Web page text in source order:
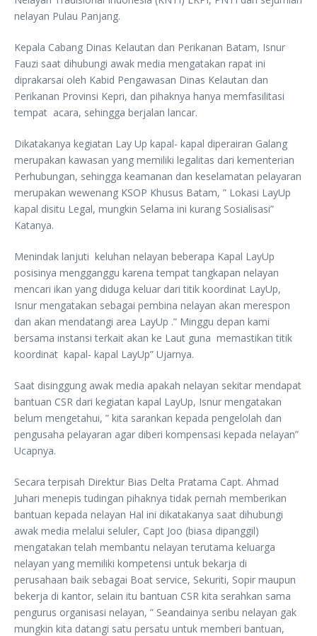
nelayan Pulau Panjang.
Kepala Cabang Dinas Kelautan dan Perikanan Batam, Isnur
Fauzi saat dihubungi awak media mengatakan rapat ini
diprakarsai oleh Kabid Pengawasan Dinas Kelautan dan
Perikanan Provinsi Kepri, dan pihaknya hanya memfasilitasi
tempat acara, sehingga berjalan lancar.
Dikatakanya kegiatan Lay Up kapal- kapal diperairan Galang
merupakan kawasan yang memiliki legalitas dari kementerian
Perhubungan, sehingga keamanan dan keselamatan pelayaran
merupakan wewenang KSOP Khusus Batam, ” Lokasi LayUp
kapal disitu Legal, mungkin Selama ini kurang Sosialisasi”
Katanya.
Menindak lanjuti keluhan nelayan beberapa Kapal LayUp
posisinya mengganggu karena tempat tangkapan nelayan
mencari ikan yang diduga keluar dari titik koordinat LayUp,
Isnur mengatakan sebagai pembina nelayan akan merespon
dan akan mendatangi area LayUp .” Minggu depan kami
bersama instansi terkait akan ke Laut guna memastikan titik
koordinat kapal- kapal LayUp” Ujarnya.
Saat disinggung awak media apakah nelayan sekitar mendapat
bantuan CSR dari kegiatan kapal LayUp, Isnur mengatakan
belum mengetahui, ” kita sarankan kepada pengelolah dan
pengusaha pelayaran agar diberi kompensasi kepada nelayan”
Ucapnya.
Secara terpisah Direktur Bias Delta Pratama Capt. Ahmad
Juhari menepis tudingan pihaknya tidak pernah memberikan
bantuan kepada nelayan Hal ini dikatakanya saat dihubungi
awak media melalui seluler, Capt Joo (biasa dipanggil)
mengatakan telah membantu nelayan terutama keluarga
nelayan yang memiliki kompetensi untuk bekarja di
perusahaan baik sebagai Boat service, Sekuriti, Sopir maupun
bekerja di kantor, selain itu bantuan CSR kita serahkan sama
pengurus organisasi nelayan, ” Seandainya seribu nelayan gak
mungkin kita datangi satu persatu untuk memberi bantuan,